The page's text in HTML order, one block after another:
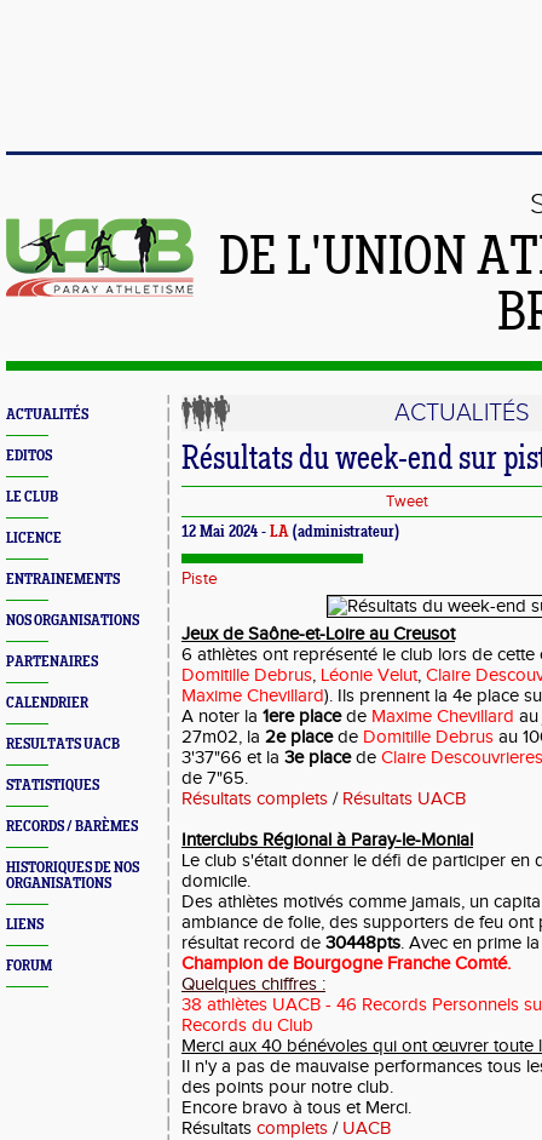
DE L'UNION
ACTUALITÉS
EDITOS
LE CLUB
LICENCE
ENTRAINEMENTS
NOS ORGANISATIONS
PARTENAIRES
CALENDRIER
RESULTATS UACB
STATISTIQUES
RECORDS / BARÈMES
HISTORIQUES DE NOS
ORGANISATIONS
LIENS
FORUM
ACTUALITÉS
Résultats du week-end sur
Tweet
12 Mai 2024 - LA (administrateur)
Piste
Jeux de Saône-et-Loire au Creusot
6 athlètes ont représenté le club lors de cette
Domitille Debrus, Léonie Velut, Claire
Maxime Chevillard). Ils prennent la 4e place
A noter la 1ere placede Maxime Chevillard au
27m02, la 2e placede Domitille Debrus au
3'37"66 et la 3e placede Claire Descouvrieres
de 7"65.
Résultats complets / Résultats UACB
Interclubs Régional à Paray-le-Monial
Le club s'était donner le défi de participer en
domicile.
Des athlètes motivés comme jamais, un
ambiance de folie, des supporters de feu ont
résultat record de 30448pts. Avec en prime
Champion de Bourgogne Franche Comté.
Quelques chiffres :
38 athlètes UACB - 46 Records Personnels
Records du Club
Merci aux 40 bénévoles qui ont œuvrer toute
Il n'y a pas de mauvaise performances tous
des points pour notre club.
Encore bravo à tous et Merci.
Résultats complets / UACB